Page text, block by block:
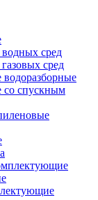
сред
сред
спускным